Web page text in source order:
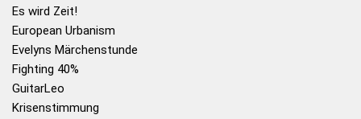
Es wird Zeit!
European Urbanism
Evelyns Märchenstunde
Fighting 40%
GuitarLeo
Krisenstimmung